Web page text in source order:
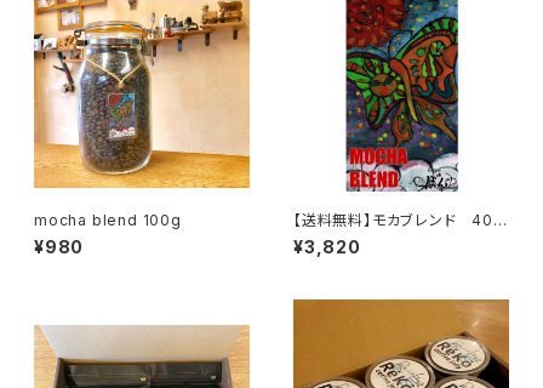
mocha blend 100g
¥980
【送料無料】モカブレンド 400
gセット
¥3,820